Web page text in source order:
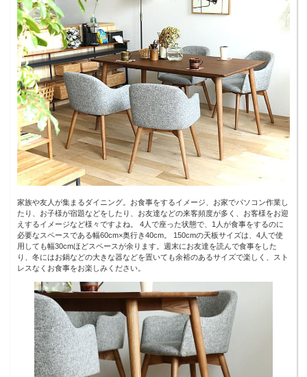
家族や友人が集まるダイニング。お食事をするイメージ、お家でパソコン作業し
たり、お子様が宿題などをしたり、お友達などの来客頻度が多く、お客様をお迎
えするイメージなど様々ですよね。 4人で座った状態で、1人が食事をするのに
必要なスペースである幅60cm×奥行き40cm。 150cmの天板サイズは、4人で使
用しても幅30cmほどスペースが余ります。週末にお友達を読んで食事をした
り、冬にはお鍋などの大きな器などを置いても余裕のあるサイズで楽しく、スト
レスなくお食事をお楽しみください。